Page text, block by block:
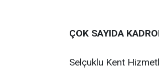
ÇOK SAYIDA
Selçuklu Kent